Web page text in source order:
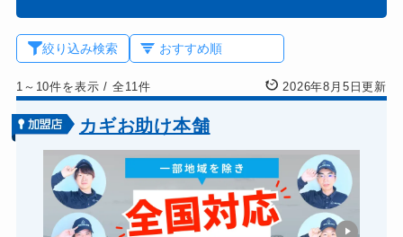
絞り込み検索
1～10件を表示/ 全11件 2026年8月5日更新
カギお助け本舗